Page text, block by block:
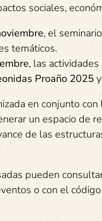
sociales,
, el
temáticos.
, las
Proaño 2025
en conjunto con
un espacio de
de las
pueden
o con el